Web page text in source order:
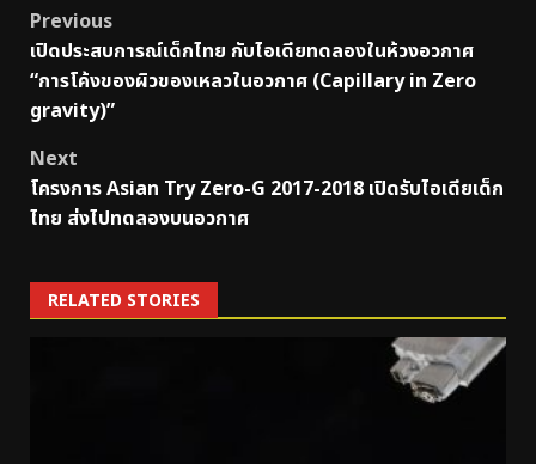
Post
navigation
Previous
เปิดประสบการณ์เด็กไทย กับไอเดียทดลองในห้วงอวกาศ
“การโค้งของผิวของเหลวในอวกาศ (Capillary in Zero
gravity)”
Next
โครงการ Asian Try Zero-G 2017-2018 เปิดรับไอเดียเด็ก
ไทย ส่งไปทดลองบนอวกาศ
RELATED STORIES